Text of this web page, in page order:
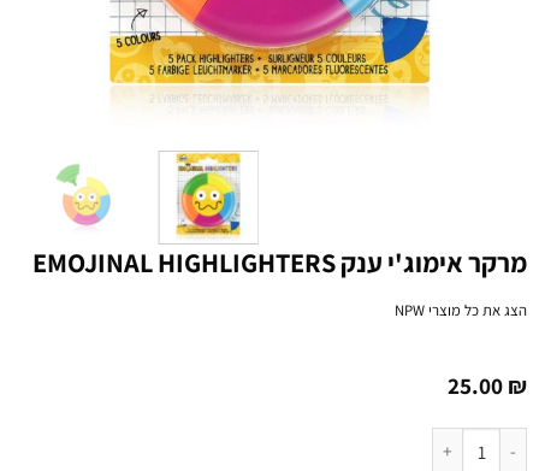
מרקר אימוג'י ענק EMOJINAL HIGHLIGHTERS
הצג את כל מוצריNPW
25.00₪
כמות של מרקר אימוג'י ענק EMOJINAL HIGHLIGHTERS